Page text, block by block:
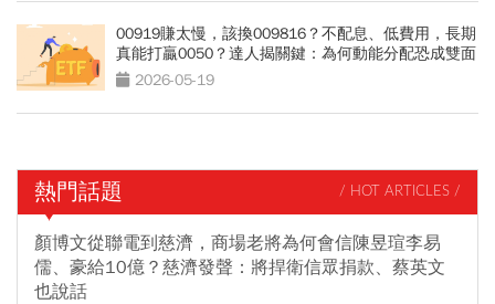
00919賺太慢，該換009816？不配息、低費用，長期
真能打贏0050？達人揭關鍵：為何動能分配恐成雙面
刃 2026-05-19
熱門話題 / HOT ARTICLES /
顏博文從聯電到慈濟，商場老將為何會信陳昱瑄李易
儒、豪給10億？慈濟發聲：將捍衛信眾捐款、蔡英文
也說話